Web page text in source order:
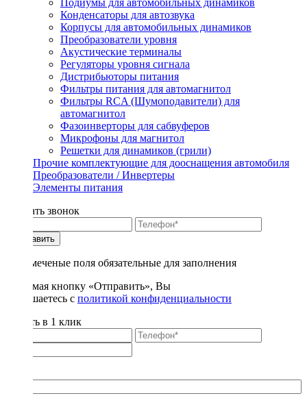
Подиумы для автомобильных динамиков
Конденсаторы для автозвука
Корпусы для автомобильных динамиков
Преобразователи уровня
Акустические терминалы
Регуляторы уровня сигнала
Дистрибьюторы питания
Фильтры питания для автомагнитол
Фильтры RCA (Шумоподавители) для
автомагнитол
Фазоинверторы для сабвуферов
Микрофоны для магнитол
Решетки для динамиков (грили)
Прочие комплектующие для дооснащения автомобиля
Преобразователи / Инвертеры
Элементы питания
Заказать звонок
Отправить
* - отмеченые поля обязательные для заполнения
Нажимая кнопку «Отправить», Вы
соглашаетесь с политикой конфиденциальности
Купить в 1 клик